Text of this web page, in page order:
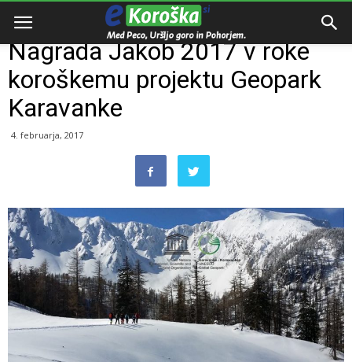
Domov
Nagrada Jakob 2017 v roke
koroškemu projektu Geopark
Karavanke
4. februarja, 2017